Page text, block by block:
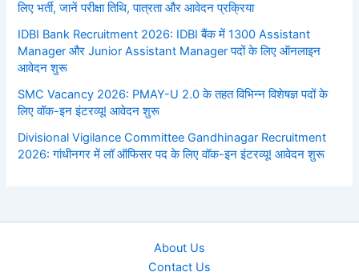
लिए भर्ती, जानें परीक्षा तिथि, पात्रता और आवेदन प्रक्रिया
IDBI Bank Recruitment 2026: IDBI बैंक में 1300 Assistant
Manager और Junior Assistant Manager पदों के लिए ऑनलाइन
आवेदन शुरू
SMC Vacancy 2026: PMAY-U 2.0 के तहत विभिन्न विशेषज्ञ पदों के
लिए वॉक-इन इंटरव्यू! आवेदन शुरू
Divisional Vigilance Committee Gandhinagar Recruitment
2026: गांधीनगर में लॉ ऑफिसर पद के लिए वॉक-इन इंटरव्यू! आवेदन शुरू
About Us
Contact Us